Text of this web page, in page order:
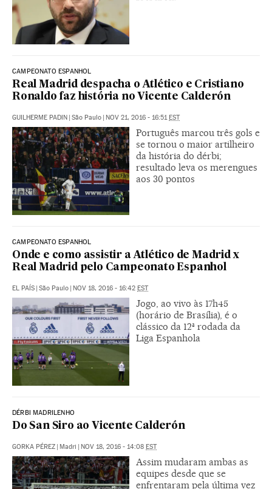
CAMPEONATO ESPANHOL
Real Madrid despacha o Atlético e Cristiano
Ronaldo faz história no Vicente Calderón
GUILHERME PADIN | São Paulo | NOV 21, 2016 - 16:51EST
Português marcou três gols e
se tornou o maior artilheiro
da história do dérbi;
resultado leva os merengues
aos 30 pontos
CAMPEONATO ESPANHOL
Onde e como assistir a Atlético de Madrid x
Real Madrid pelo Campeonato Espanhol
EL PAÍS | São Paulo | NOV 18, 2016 - 16:42 EST
Jogo, ao vivo às 17h45
(horário de Brasília), é o
clássico da 12ª rodada da
Liga Espanhola
DÉRBI MADRILENHO
Do San Siro ao Vicente Calderón
GORKA PÉREZ | Madri | NOV 18, 2016 - 14:08 EST
Assim mudaram ambas as
equipes desde que se
enfrentaram pela última vez